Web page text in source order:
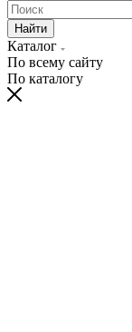
Найти
Каталог
По всему сайту
По каталогу